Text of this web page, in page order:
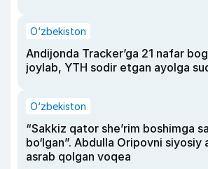
O‘zbekiston
Andijonda Tracker’ga 21 nafar
joylab, YTH sodir etgan ayolga
O‘zbekiston
“Sakkiz qator she’rim boshimga
bo‘lgan”. Abdulla Oripovni siyosiy
asrab qolgan voqea